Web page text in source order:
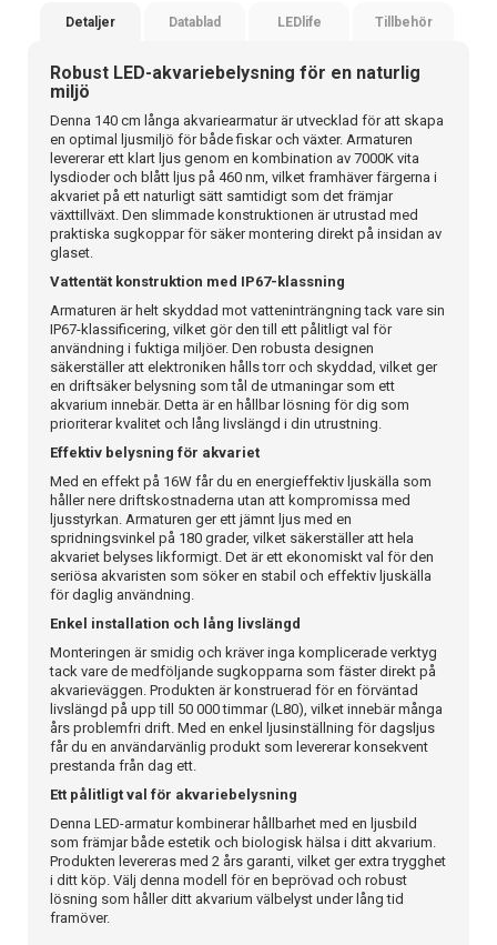
Detaljer Datablad LEDlife Tillbehör
Robust LED-akvariebelysning för en naturlig
miljö
Denna 140 cm långa akvariearmatur är utvecklad för att skapa
en optimal ljusmiljö för både fiskar och växter. Armaturen
levererar ett klart ljus genom en kombination av 7000K vita
lysdioder och blått ljus på 460 nm, vilket framhäver färgerna i
akvariet på ett naturligt sätt samtidigt som det främjar
växttillväxt. Den slimmade konstruktionen är utrustad med
praktiska sugkoppar för säker montering direkt på insidan av
glaset.
Vattentät konstruktion med IP67-klassning
Armaturen är helt skyddad mot vatteninträngning tack vare sin
IP67-klassificering, vilket gör den till ett pålitligt val för
användning i fuktiga miljöer. Den robusta designen
säkerställer att elektroniken hålls torr och skyddad, vilket ger
en driftsäker belysning som tål de utmaningar som ett
akvarium innebär. Detta är en hållbar lösning för dig som
prioriterar kvalitet och lång livslängd i din utrustning.
Effektiv belysning för akvariet
Med en effekt på 16W får du en energieffektiv ljuskälla som
håller nere driftskostnaderna utan att kompromissa med
ljusstyrkan. Armaturen ger ett jämnt ljus med en
spridningsvinkel på 180 grader, vilket säkerställer att hela
akvariet belyses likformigt. Det är ett ekonomiskt val för den
seriösa akvaristen som söker en stabil och effektiv ljuskälla
för daglig användning.
Enkel installation och lång livslängd
Monteringen är smidig och kräver inga komplicerade verktyg
tack vare de medföljande sugkopparna som fäster direkt på
akvarieväggen. Produkten är konstruerad för en förväntad
livslängd på upp till 50 000 timmar (L80), vilket innebär många
års problemfri drift. Med en enkel ljusinställning för dagsljus
får du en användarvänlig produkt som levererar konsekvent
prestanda från dag ett.
Ett pålitligt val för akvariebelysning
Denna LED-armatur kombinerar hållbarhet med en ljusbild
som främjar både estetik och biologisk hälsa i ditt akvarium.
Produkten levereras med 2 års garanti, vilket ger extra trygghet
i ditt köp. Välj denna modell för en beprövad och robust
lösning som håller ditt akvarium välbelyst under lång tid
framöver.